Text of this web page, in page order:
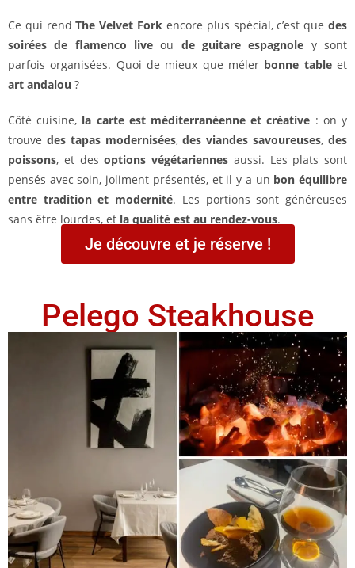
Ce qui rendThe Velvet Fork encore plus spécial, c’est quedes
soirées de flamenco live ou de guitare espagnole y sont
parfois organisées. Quoi de mieux que méler bonne tableet
art andalou ?
Côté cuisine, la carte est méditerranéenne et créative : on y
trouve des tapas modernisées,des viandes savoureuses,des
poissons, et desoptions végétariennes aussi. Les plats sont
pensés avec soin, joliment présentés, et il y a un bon équilibre
entre tradition et modernité. Les portions sont généreuses
sans être lourdes, et la qualité est au rendez-vous.
Je découvre et je réserve !
Pelego Steakhouse